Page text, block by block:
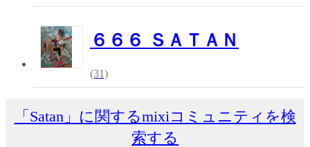
６６６ ＳＡＴＡＮ
(31)
「Satan」に関するmixiコミュニティを検
索する